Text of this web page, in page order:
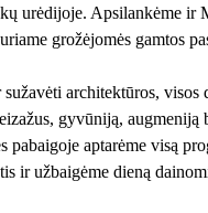
urėdijoje. Apsilankėme ir
grožėjomės gamtos
architektūros, visos
gyvūniją, augmeniją
pabaigoje aptarėme visą
ir užbaigėme dieną